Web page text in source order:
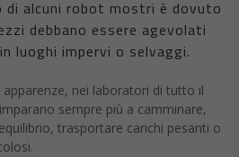
di alcuni robot mostri è dovuto
debbano essere agevolati
luoghi impervi o selvaggi.
nei laboratori di tutto il
sempre più a camminare,
trasportare carichi pesanti o